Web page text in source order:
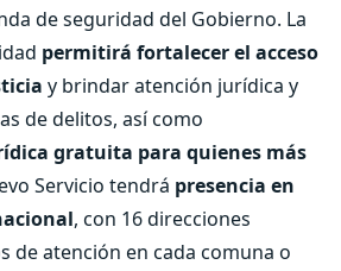
de seguridad del Gobierno. La
permitirá fortalecer el acceso
y brindar atención jurídica y
de delitos, así como
gratuita para quienes más
Servicio tendrá presencia en
, con 16 direcciones
de atención en cada comuna o